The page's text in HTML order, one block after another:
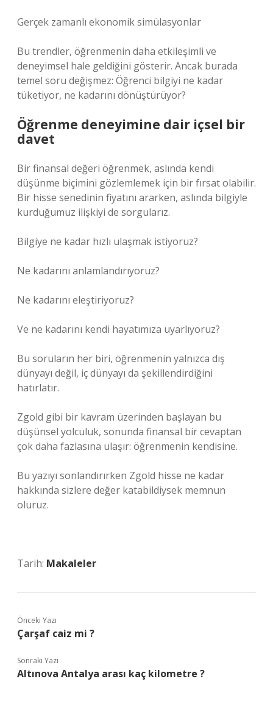
Gerçek zamanlı ekonomik simülasyonlar
Bu trendler, öğrenmenin daha etkileşimli ve
deneyimsel hale geldiğini gösterir. Ancak burada
temel soru değişmez: Öğrenci bilgiyi ne kadar
tüketiyor, ne kadarını dönüştürüyor?
Öğrenme deneyimine dair içsel bir
davet
Bir finansal değeri öğrenmek, aslında kendi
düşünme biçimini gözlemlemek için bir fırsat olabilir.
Bir hisse senedinin fiyatını ararken, aslında bilgiyle
kurduğumuz ilişkiyi de sorgularız.
Bilgiye ne kadar hızlı ulaşmak istiyoruz?
Ne kadarını anlamlandırıyoruz?
Ne kadarını eleştiriyoruz?
Ve ne kadarını kendi hayatımıza uyarlıyoruz?
Bu soruların her biri, öğrenmenin yalnızca dış
dünyayı değil, iç dünyayı da şekillendirdiğini
hatırlatır.
Zgold gibi bir kavram üzerinden başlayan bu
düşünsel yolculuk, sonunda finansal bir cevaptan
çok daha fazlasına ulaşır: öğrenmenin kendisine.
Bu yazıyı sonlandırırken Zgold hisse ne kadar
hakkında sizlere değer katabildiysek memnun
oluruz.
Tarih: Makaleler
Önceki Yazı
Çarşaf caiz mi ?
Sonraki Yazı
Altınova Antalya arası kaç kilometre ?